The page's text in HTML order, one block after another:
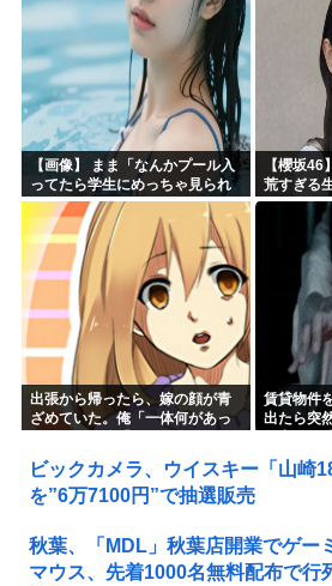
【画像】 まま「なんかプール入
ってたら学生にめっちゃ見られ
たw」
【櫻坂
荒すぎる
出張から帰ったら、嫁の顔が青
ざめていた。俺「一体何があっ
に話を聞くと…
賃貸物件
出たら突
だ」と思
ンッと突
ビックカメラ、ウイスキー「山崎
を”6万7100円”で抽選販売
秋葉、「MDL」秋葉店開業でゲー
マウス、先着1000名無料配布で行